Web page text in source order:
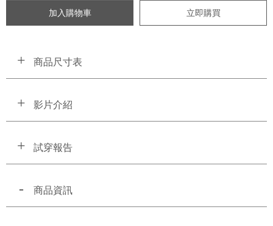
加入購物車 立即購買
商品尺寸表
影片介紹
試穿報告
商品資訊